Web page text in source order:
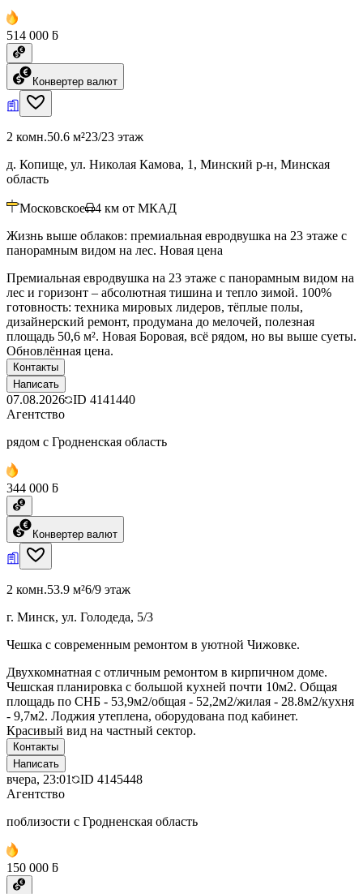
514 000 ƃ
Конвертер валют
2 комн.50.6 м²23/23 этаж
д. Копище, ул. Николая Камова, 1, Минский р-н, Минская
область
Московское 4 км от МКАД
Жизнь выше облаков: премиальная евродвушка на 23 этаже с
панорамным видом на лес. Новая цена
Премиальная евродвушка на 23 этаже с панорамным видом на
лес и горизонт – абсолютная тишина и тепло зимой. 100%
готовность: техника мировых лидеров, тёплые полы,
дизайнерский ремонт, продумана до мелочей, полезная
площадь 50,6 м². Новая Боровая, всё рядом, но вы выше суеты.
Обновлённая цена.
Контакты
Написать
07.08.2026 ID 4141440
Агентство
рядом с Гродненская область
344 000 ƃ
Конвертер валют
2 комн.53.9 м²6/9 этаж
г. Минск, ул. Голодеда, 5/3
Чешка с современным ремонтом в уютной Чижовке.
Двухкомнатная с отличным ремонтом в кирпичном доме.
Чешская планировка с большой кухней почти 10м2. Общая
площадь по СНБ - 53,9м2/общая - 52,2м2/жилая - 28.8м2/кухня
- 9,7м2. Лоджия утеплена, оборудована под кабинет.
Красивый вид на частный сектор.
Контакты
Написать
вчера, 23:01 ID 4145448
Агентство
поблизости с Гродненская область
150 000 ƃ